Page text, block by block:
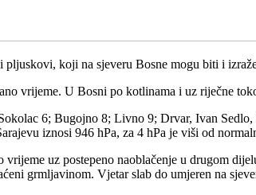
koji na sjeveru Bosne mogu biti i
vrijeme. U Bosni po kotlinama i uz riječne
6; Bugojno 8; Livno 9; Drvar, Ivan
iznosi 946 hPa, za 4 hPa je viši od
vrijeme uz postepeno naoblačenje u drugom
grmljavinom. Vjetar slab do umjeren na